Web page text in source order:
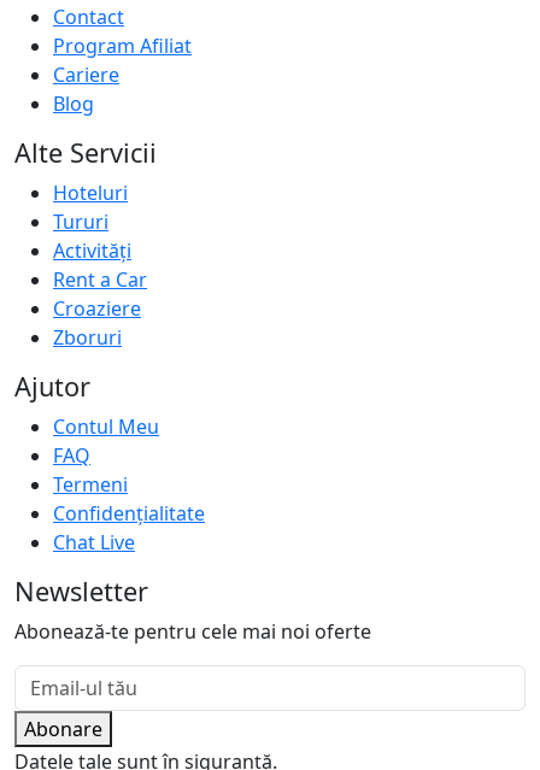
Contact
Program Afiliat
Cariere
Blog
Alte Servicii
Hoteluri
Tururi
Activități
Rent a Car
Croaziere
Zboruri
Ajutor
Contul Meu
FAQ
Termeni
Confidențialitate
Chat Live
Newsletter
Abonează-te pentru cele mai noi oferte
Abonare
Datele tale sunt în siguranță.